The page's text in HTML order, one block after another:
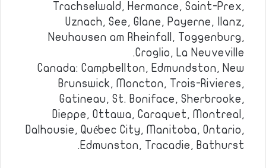
Trachselwald, Hermance, Saint-Prex,
Uznach, See, Glane, Payerne, Ilanz,
Neuhausen am Rheinfall, Toggenburg,
Croglio, La Neuveville.
Canada: Campbellton, Edmundston, New
Brunswick, Moncton, Trois-Rivieres,
Gatineau, St. Boniface, Sherbrooke,
Dieppe, Ottawa, Caraquet, Montreal,
Dalhousie, Québec City, Manitoba, Ontario,
Edmunston, Tracadie, Bathurst.